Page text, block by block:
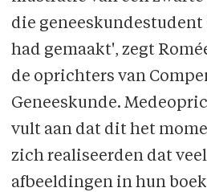
die geneeskundestudent
had gemaakt', zegt
de oprichters van
Geneeskunde.
vult aan dat dit het
zich realiseerden dat
afbeeldingen in hun